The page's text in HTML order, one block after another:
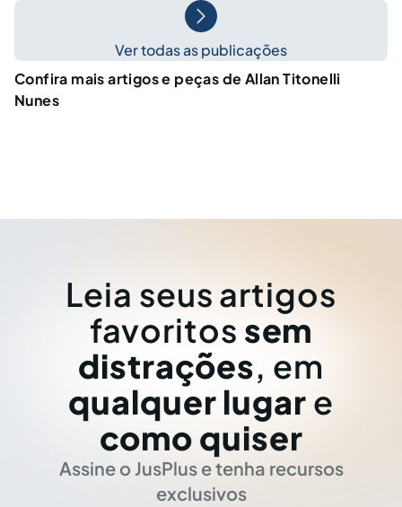
Ver todas as publicações
Confira mais artigos e peças de Allan Titonelli
Nunes
Leia seus artigos
favoritos sem
distrações, em
qualquer lugar e
como quiser
Assine o JusPlus e tenha recursos
exclusivos